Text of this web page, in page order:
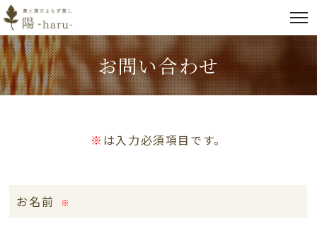
お問い合わせ
※ は入力必須項目です。
お名前